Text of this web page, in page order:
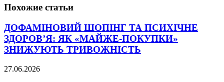
Похожие статьи
ДОФАМІНОВИЙ ШОПІНГ ТА ПСИХІЧНЕ
ЗДОРОВ’Я: ЯК «МАЙЖЕ-ПОКУПКИ»
ЗНИЖУЮТЬ ТРИВОЖНІСТЬ
27.06.2026